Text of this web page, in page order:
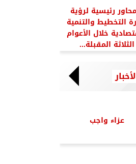
7 محاور رئيسية لرؤية
التخطيط والتنمية
خلال الأعوام
الثلاثة المقبلة...
عزاء واجب